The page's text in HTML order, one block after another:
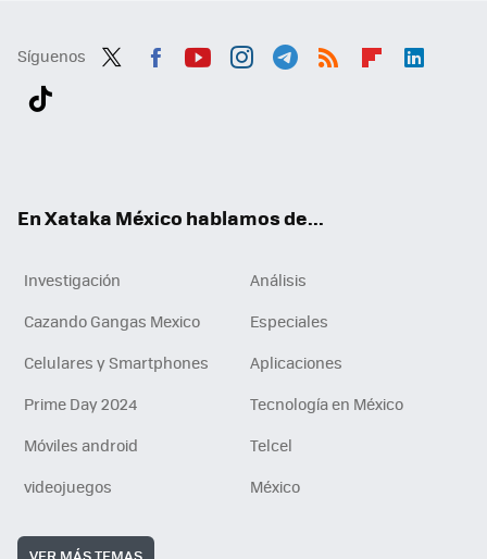
Síguenos
En Xataka México hablamos de...
Investigación
Análisis
Cazando Gangas Mexico
Especiales
Celulares y Smartphones
Aplicaciones
Prime Day 2024
Tecnología en México
Móviles android
Telcel
videojuegos
México